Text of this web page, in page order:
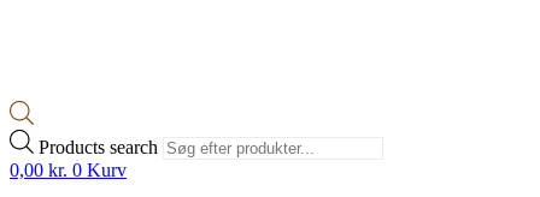
Products search
0,00 kr. 0 Kurv